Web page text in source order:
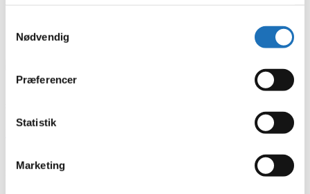
Nødvendig
Præferencer
Statistik
Marketing
gæsterne vil huske 😊
RING TIL OS PÅ